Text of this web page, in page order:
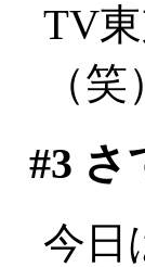
TV
（笑
#3 さ
今日